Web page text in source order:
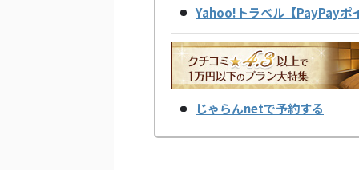
Yahoo!トラベル【PayPayポ
じゃらんnetで予約する